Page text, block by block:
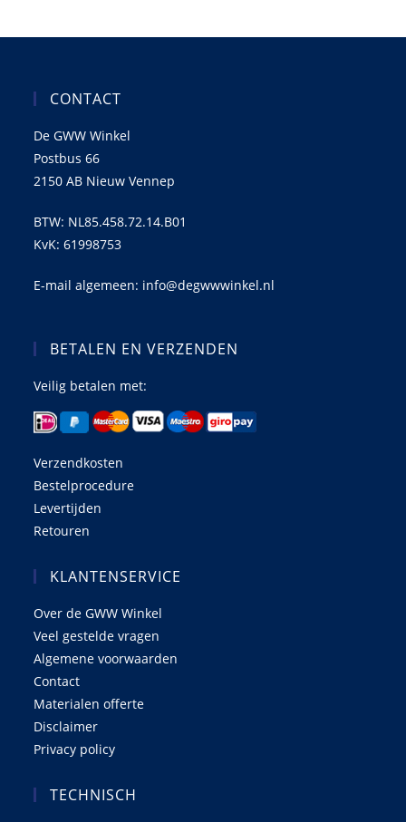
CONTACT
De GWW Winkel
Postbus 66
2150 AB Nieuw Vennep
BTW: NL85.458.72.14.B01
KvK: 61998753
E-mail algemeen: info@degwwwinkel.nl
BETALEN EN VERZENDEN
Veilig betalen met:
Verzendkosten
Bestelprocedure
Levertijden
Retouren
KLANTENSERVICE
Over de GWW Winkel
Veel gestelde vragen
Algemene voorwaarden
Contact
Materialen offerte
Disclaimer
Privacy policy
TECHNISCH